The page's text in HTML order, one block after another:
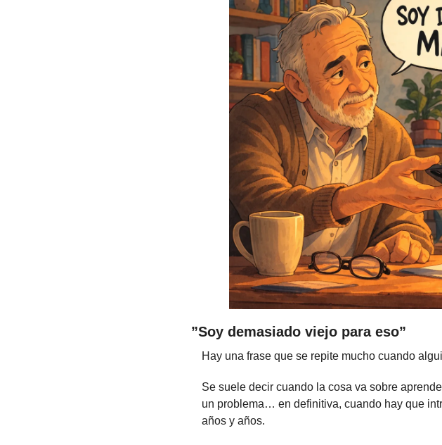
”Soy demasiado viejo para eso”
Hay una frase que se repite mucho cuando
Se suele decir cuando la cosa va sobre
un problema… en definitiva, cuando hay que
años y años.